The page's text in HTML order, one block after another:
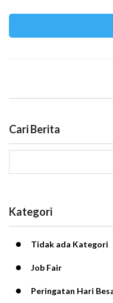
Cari Berita
Kategori
Tidak ada Kategori
Job Fair
Peringatan Hari